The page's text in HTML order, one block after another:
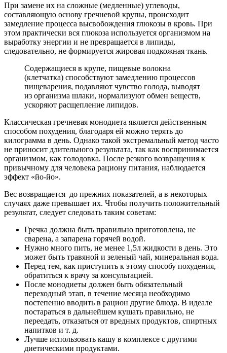
При замене их на сложные (медленные) углеводы,
составляющую основу гречневой крупы, происходит
замедление процесса высвобождения глюкозы в кровь. При
этом практически вся глюкоза используется организмом на
выработку энергии и не превращается в липиды,
следовательно, не формируется жировая подкожная ткань.
Содержащиеся в крупе, пищевые волокна
(клетчатка) способствуют замедлению процессов
пищеварения, подавляют чувство голода, выводят
из организма шлаки, нормализуют обмен веществ,
ускоряют расщепление липидов.
Классическая гречневая монодиета является действенным
способом похудения, благодаря ей можно терять до
килограмма в день. Однако такой экстремальный метод часто
не приносит длительного результата, так как воспринимается
организмом, как голодовка. После резкого возвращения к
привычному для человека рациону питания, наблюдается
эффект «йо-йо».
Вес возвращается до прежних показателей, а в некоторых
случаях даже превышает их. Чтобы получить положительный
результат, следует следовать таким советам:
Гречка должна быть правильно приготовлена, не
сварена, а запарена горячей водой.
Нужно много пить, не менее 1,5л жидкости в день. Это
может быть травяной и зеленый чай, минеральная вода.
Перед тем, как приступить к этому способу похудения,
обратиться к врачу за консультацией.
После монодиеты должен быть обязательный
переходный этап, в течение месяца необходимо
постепенно вводить в рацион другие блюда. В идеале
постараться в дальнейшем кушать правильно, не
переедать, отказаться от вредных продуктов, спиртных
напитков и т. д.
Лучше использовать кашу в комплексе с другими
диетическими продуктами.